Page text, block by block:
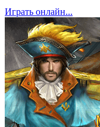
Играть онлайн...